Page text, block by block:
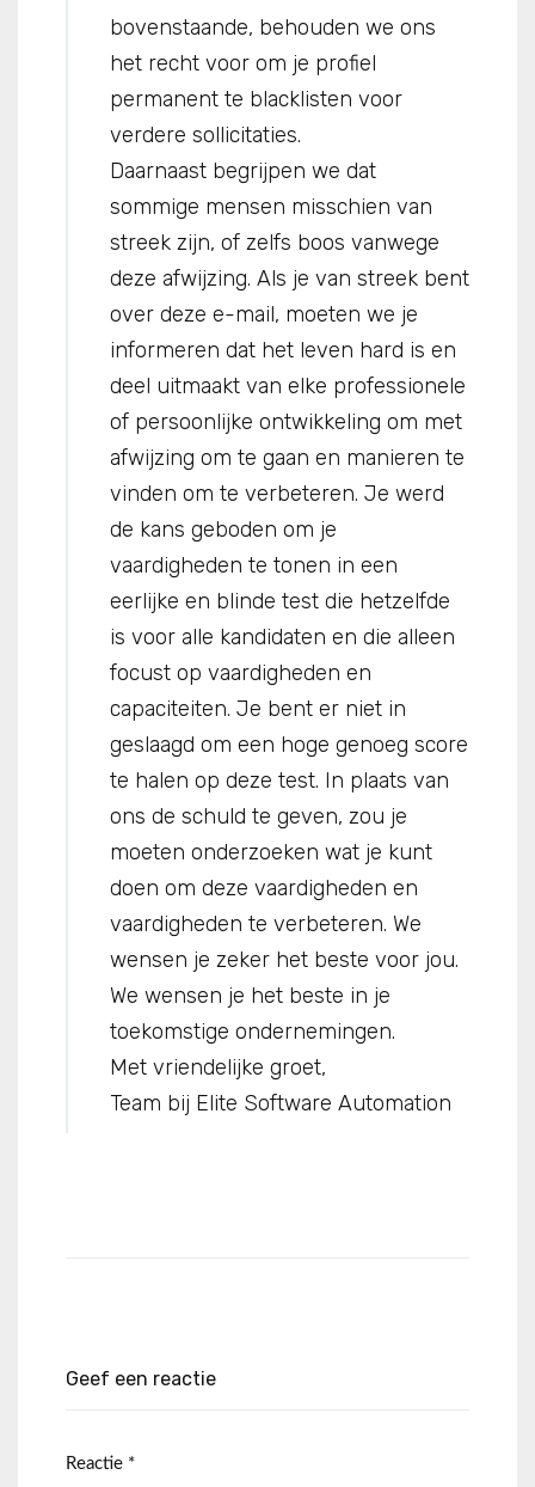
bovenstaande, behouden we ons
het recht voor om je profiel
permanent te blacklisten voor
verdere sollicitaties.
Daarnaast begrijpen we dat
sommige mensen misschien van
streek zijn, of zelfs boos vanwege
deze afwijzing. Als je van streek bent
over deze e-mail, moeten we je
informeren dat het leven hard is en
deel uitmaakt van elke professionele
of persoonlijke ontwikkeling om met
afwijzing om te gaan en manieren te
vinden om te verbeteren. Je werd
de kans geboden om je
vaardigheden te tonen in een
eerlijke en blinde test die hetzelfde
is voor alle kandidaten en die alleen
focust op vaardigheden en
capaciteiten. Je bent er niet in
geslaagd om een hoge genoeg score
te halen op deze test. In plaats van
ons de schuld te geven, zou je
moeten onderzoeken wat je kunt
doen om deze vaardigheden en
vaardigheden te verbeteren. We
wensen je zeker het beste voor jou.
We wensen je het beste in je
toekomstige ondernemingen.
Met vriendelijke groet,
Team bij Elite Software Automation
Geef een reactie
Reactie *